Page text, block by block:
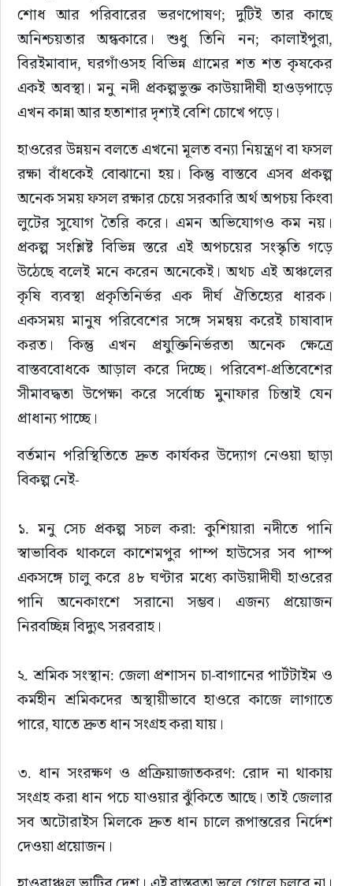
শোধ আর পরিবারের ভরণপোষণ; দুটিই তার কাছে
অনিশ্চয়তার অন্ধকারে। শুধু তিনি নন; কালাইপুরা,
বিরইমাবাদ, ঘরগাঁওসহ বিভিন্ন গ্রামের শত শত কৃষকের
একই অবস্থা। মনু নদী প্রকল্পভুক্ত কাউয়াদীঘী হাওড়পাড়ে
এখন কান্না আর হতাশার দৃশ্যই বেশি চোখে পড়ে।
হাওরের উন্নয়ন বলতে এখনো মূলত বন্যা নিয়ন্ত্রণ বা ফসল
রক্ষা বাঁধকেই বোঝানো হয়। কিন্তু বাস্তবে এসব প্রকল্প
অনেক সময় ফসল রক্ষার চেয়ে সরকারি অর্থ অপচয় কিংবা
লুটের সুযোগ তৈরি করে। এমন অভিযোগও কম নয়।
প্রকল্প সংশ্লিষ্ট বিভিন্ন স্তরে এই অপচয়ের সংস্কৃতি গড়ে
উঠেছে বলেই মনে করেন অনেকেই। অথচ এই অঞ্চলের
কৃষি ব্যবস্থা প্রকৃতিনির্ভর এক দীর্ঘ ঐতিহ্যের ধারক।
একসময় মানুষ পরিবেশের সঙ্গে সমন্বয় করেই চাষাবাদ
করত। কিন্তু এখন প্রযুক্তিনির্ভরতা অনেক ক্ষেত্রে
বাস্তববোধকে আড়াল করে দিচ্ছে। পরিবেশ-প্রতিবেশের
সীমাবদ্ধতা উপেক্ষা করে সর্বোচ্চ মুনাফার চিন্তাই যেন
প্রাধান্য পাচ্ছে।
বর্তমান পরিস্থিতিতে দ্রুত কার্যকর উদ্যোগ নেওয়া ছাড়া
বিকল্প নেই-
১. মনু সেচ প্রকল্প সচল করা: কুশিয়ারা নদীতে পানি
স্বাভাবিক থাকলে কাশেমপুর পাম্প হাউসের সব পাম্প
একসঙ্গে চালু করে ৪৮ ঘণ্টার মধ্যে কাউয়াদীঘী হাওরের
পানি অনেকাংশে সরানো সম্ভব। এজন্য প্রয়োজন
নিরবচ্ছিন্ন বিদ্যুৎ সরবরাহ।
২. শ্রমিক সংস্থান: জেলা প্রশাসন চা-বাগানের পার্টটাইম ও
কর্মহীন শ্রমিকদের অস্থায়ীভাবে হাওরে কাজে লাগাতে
পারে, যাতে দ্রুত ধান সংগ্রহ করা যায়।
৩. ধান সংরক্ষণ ও প্রক্রিয়াজাতকরণ: রোদ না থাকায়
সংগ্রহ করা ধান পচে যাওয়ার ঝুঁকিতে আছে। তাই জেলার
সব অটোরাইস মিলকে দ্রুত ধান চালে রূপান্তরের নির্দেশ
দেওয়া প্রয়োজন।